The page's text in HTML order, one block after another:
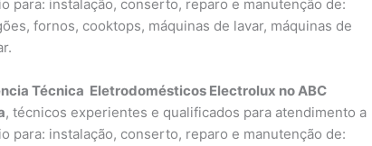
para: instalação, conserto, reparo e manutenção de:
fornos, cooktops, máquinas de lavar, máquinas de
Técnica Eletrodomésticos Electrolux no ABC
, técnicos experientes e qualificados para atendimento a
para: instalação, conserto, reparo e manutenção de: